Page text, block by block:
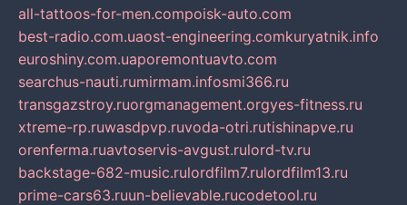
all-tattoos-for-men.compoisk-auto.com
best-radio.com.uaost-engineering.comkuryatnik.info
euroshiny.com.uaporemontuavto.com
searchus-nauti.rumirmam.infosmi366.ru
transgazstroy.ruorgmanagement.orgyes-fitness.ru
xtreme-rp.ruwasdpvp.ruvoda-otri.rutishinapve.ru
orenferma.ruavtoservis-avgust.rulord-tv.ru
backstage-682-music.rulordfilm7.rulordfilm13.ru
prime-cars63.ruun-believable.rucodetool.ru